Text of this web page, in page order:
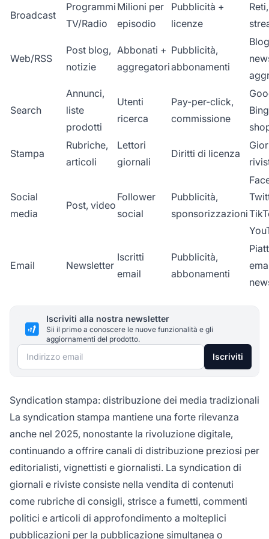
Broadcast
Programmi
TV/Radio
Milioni per
episodio
Pubblicità +
licenze
Web/RSS
Post blog,
notizie
Abbonati +
aggregatori
Pubblicità,
abbonamenti
Search
Annunci,
liste
prodotti
Utenti
ricerca
Pay-per-click,
commissione
Stampa
Rubriche,
articoli
Lettori
giornali
Diritti di licenza
Social
media
Post, video
Follower
social
Pubblicità,
sponsorizzazioni
Email Newsletter
Iscritti
email
Pubblicità,
abbonamenti
Iscriviti alla nostra newsletter
Sii il primo a conoscere le nuove funzionalità e gli
aggiornamenti del prodotto.
Indirizzo email Iscriviti
Syndication stampa: distribuzione dei media tradizionali
La syndication stampa mantiene una forte rilevanza
anche nel 2025, nonostante la rivoluzione digitale,
continuando a offrire canali di distribuzione preziosi per
editorialisti, vignettisti e giornalisti. La syndication di
giornali e riviste consiste nella vendita di contenuti
come rubriche di consigli, strisce a fumetti, commenti
politici e articoli di approfondimento a molteplici
pubblicazioni per la pubblicazione simultanea o